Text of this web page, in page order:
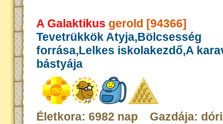
A Galaktikus gerold [94366]
Tevetrükkök Atyja,Bölcsesség
forrása,Lelkes iskolakezdő,A
bástyája
Életkora: 6982 nap Gazdája: dóri